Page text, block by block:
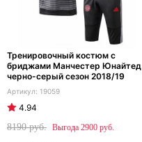
Тренировочный костюм с
бриджами Манчестер Юнайтед
черно-серый сезон 2018/19
19059
4.94
8190
2900